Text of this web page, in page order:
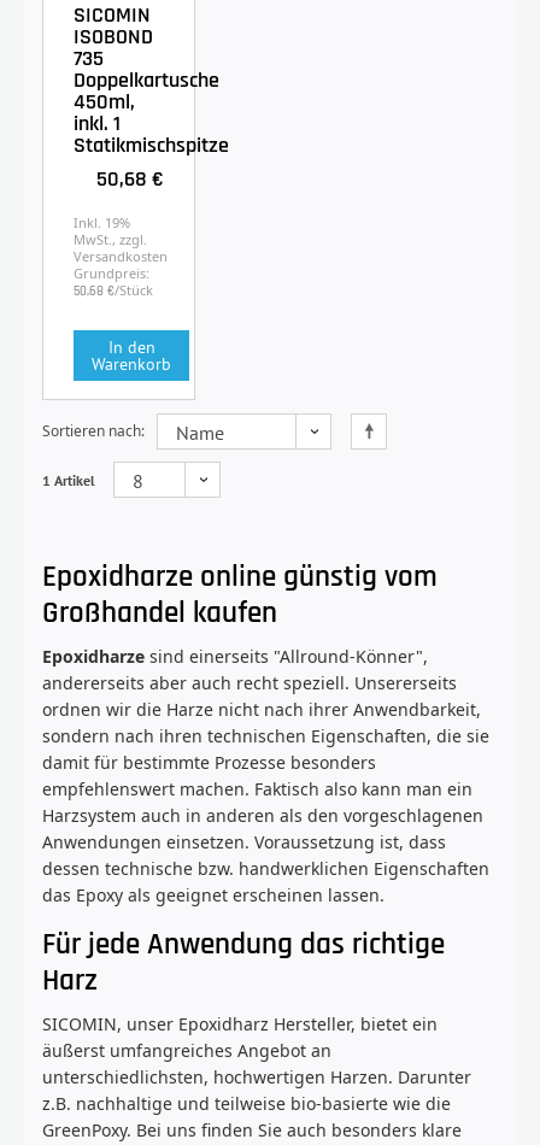
SICOMIN
ISOBOND
735
Doppelkartusche
450ml,
inkl. 1
Statikmischspitze
50,68 €
Inkl. 19%
MwSt., zzgl.
Versandkosten
Grundpreis:
50,68 €/Stück
In den
Warenkorb
Sortieren nach
1 Artikel
Epoxidharze online günstig vom
Großhandel kaufen
Epoxidharze sind einerseits "Allround-Könner",
andererseits aber auch recht speziell. Unsererseits
ordnen wir die Harze nicht nach ihrer Anwendbarkeit,
sondern nach ihren technischen Eigenschaften, die sie
damit für bestimmte Prozesse besonders
empfehlenswert machen. Faktisch also kann man ein
Harzsystem auch in anderen als den vorgeschlagenen
Anwendungen einsetzen. Voraussetzung ist, dass
dessen technische bzw. handwerklichen Eigenschaften
das Epoxy als geeignet erscheinen lassen.
Für jede Anwendung das richtige
Harz
SICOMIN, unser Epoxidharz Hersteller, bietet ein
äußerst umfangreiches Angebot an
unterschiedlichsten, hochwertigen Harzen. Darunter
z.B. nachhaltige und teilweise bio-basierte wie die
GreenPoxy. Bei uns finden Sie auch besonders klare